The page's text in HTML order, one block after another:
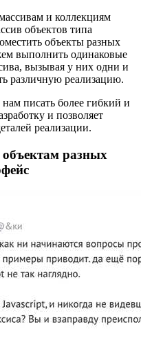
и коллекциям
объектов типа
объекты разных
выполнить одинаковые
вызывая у них одни и
различную реализацию.
писать более гибкий и
и позволяет
реализации.
разных